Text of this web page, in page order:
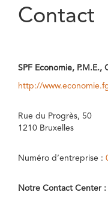
Contact
SPF Economie, P.M.E.,
http://
Rue du Progrès, 50
1210 Bruxelles
Numéro d’entreprise :
Notre Contact Center :